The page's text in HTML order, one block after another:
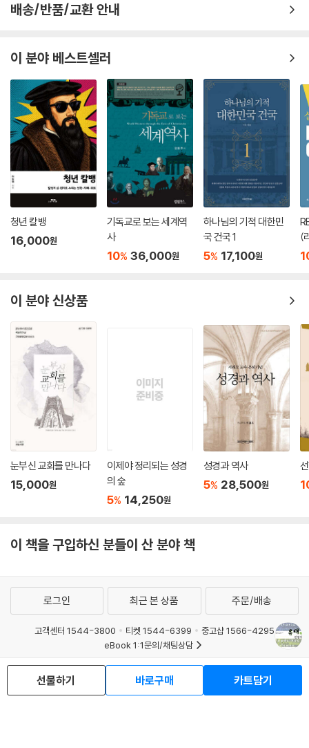
배송/반품/교환 안내
이 분야 베스트셀러
청년 칼뱅
16,000원
기독교로 보는 세계역
사
10% 36,000원
하나님의 기적 대한민
국 건국 1
5% 17,100원
(
이 분야 신상품
눈부신 교회를 만나다
15,000원
이제야 정리되는 성경
의 숲
5% 14,250원
성경과 역사
5% 28,500원
이 책을 구입하신 분들이 산 분야 책
선물하기 바로구매 카트담기
로그인 최근 본 상품 주문/배송
고객센터 1544-3800 티켓 1544-6399
중고샵 1566-4295
eBook 1:1문의/채팅상담
예스이십사(주) 사업자 정보
이용약관
개인정보처리방침
청소년보호정책